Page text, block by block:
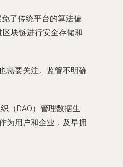
了传统平台的算法偏
块链进行安全存储和
需要关注。监管不明确
（DAO）管理数据生
为用户和企业，及早拥